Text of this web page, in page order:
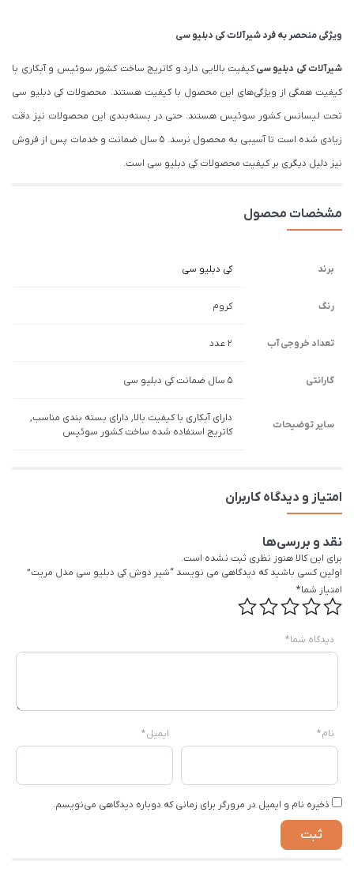
ویژگی منحصر به فرد شیرآلات کی دبلیو سی
شیرآلاتکی دبلیو سیکیفیت بالایی دارد و کاتریج ساخت کشور سوئیس و آبکاری با
کیفیت همگی از ویژگی‌های این محصول با کیفیت هستند. محصولات کی دبلیو سی
تحت لیسانس کشور سوئیس هستند. حتی در بسته‌بندی این محصولات نیز دقت
زیادی شده است تا آسیبی به محصول نرسد. 5 سال ضمانت و خدمات پس از فروش
نیز دلیل دیگری بر کیفیت محصولات کی دبلیو سی است.
مشخصات محصول
برند کی دبلیو سی
رنگ کروم
تعداد خروجی آب 2 عدد
گارانتی 5 سال ضمانت کی دبلیو سی
سایر توضیحات
دارای آبکاری با کیفیت بالا, دارای بسته بندی مناسب,
کاتریج استفاده شده ساخت کشور سوئیس
امتیاز و دیدگاه کاربران
نقد و بررسی‌ها
برای این کالا هنوز نظری ثبت نشده است.
اولین کسی باشید که دیدگاهی می نویسد “شیر دوش کی دبلیو سی مدل مریت”
امتیاز شما*
دیدگاه شما*
نام* ایمیل*
ذخیره نام و ایمیل در مرورگر برای زمانی که دوباره دیدگاهی می‌نویسم.